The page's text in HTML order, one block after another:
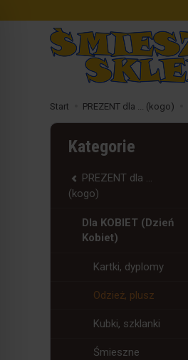
Start PREZENT dla ... (kogo)
Kategorie
PREZENT dla ...
(kogo)
Dla KOBIET (Dzień
Kobiet)
Kartki, dyplomy
Odzież, plusz
Kubki, szklanki
Śmieszne